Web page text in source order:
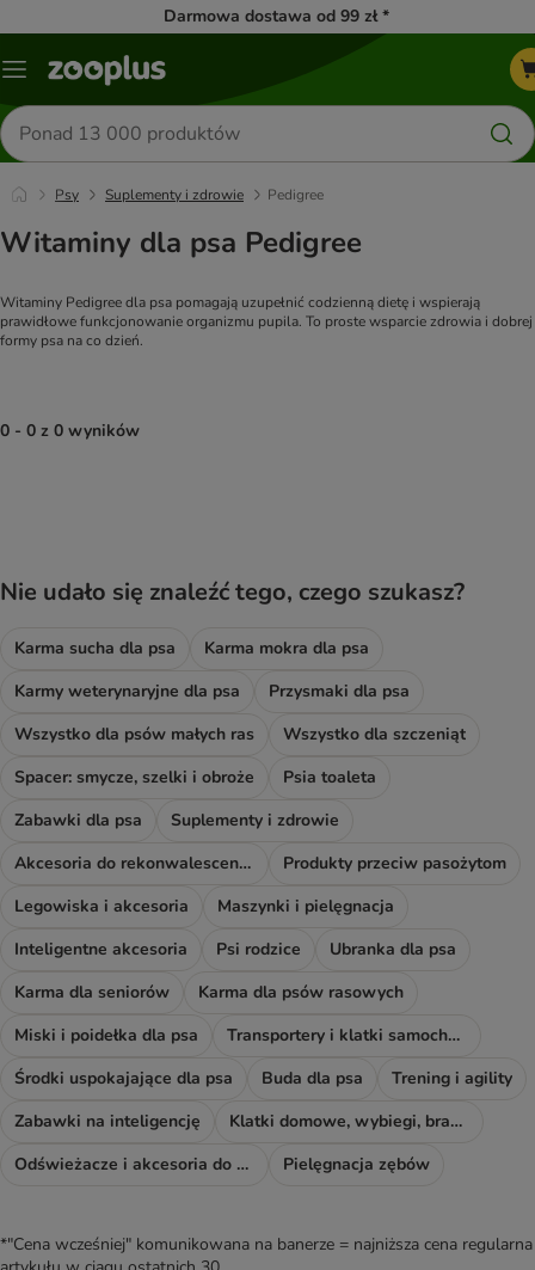
Darmowa dostawa od 99 zł *
Menu
Szukaj
produktów
Psy Suplementy i zdrowie Pedigree
Witaminy dla psa Pedigree
Witaminy Pedigree dla psa pomagają uzupełnić codzienną dietę i wspierają
prawidłowe funkcjonowanie organizmu pupila. To proste wsparcie zdrowia i dobrej
formy psa na co dzień.
0 - 0 z 0 wyników
Nie udało się znaleźć tego, czego szukasz?
Karma sucha dla psa
Karma mokra dla psa
Karmy weterynaryjne dla psa
Przysmaki dla psa
Wszystko dla psów małych ras
Wszystko dla szczeniąt
Spacer: smycze, szelki i obroże
Psia toaleta
Zabawki dla psa
Suplementy i zdrowie
Akcesoria do rekonwalescencji
Produkty przeciw pasożytom
Legowiska i akcesoria
Maszynki i pielęgnacja
Inteligentne akcesoria
Psi rodzice
Ubranka dla psa
Karma dla seniorów
Karma dla psów rasowych
Miski i poidełka dla psa
Transportery i klatki samochodowe
Środki uspokajające dla psa
Buda dla psa
Trening i agility
Zabawki na inteligencję
Klatki domowe, wybiegi, bramki i rampy
Odświeżacze i akcesoria do sprzątania
Pielęgnacja zębów
*"Cena wcześniej" komunikowana na banerze = najniższa cena regularna